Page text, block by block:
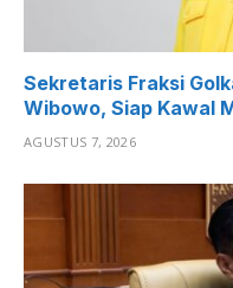
Sekretaris Fraksi
Wibowo, Siap Kawal
AGUSTUS 7, 2026